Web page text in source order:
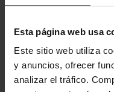
Esta página web usa
Este sitio web utiliza
y anuncios, ofrecer
analizar el tráfico.
Detalles de los zuecos
Gráficos coloridos de
Increíblemente ligeros y
Los puertos de
a escurrir agua y